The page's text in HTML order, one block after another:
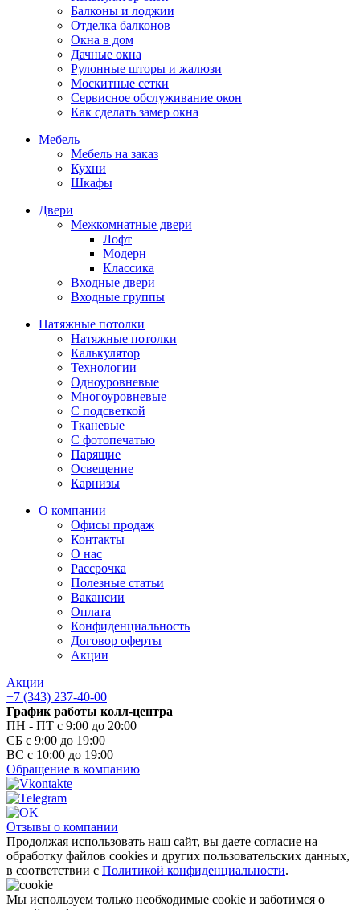
Балконы и лоджии
Отделка балконов
Окна в дом
Дачные окна
Рулонные шторы и жалюзи
Москитные сетки
Сервисное обслуживание окон
Как сделать замер окна
Мебель
Мебель на заказ
Кухни
Шкафы
Двери
Межкомнатные двери
Лофт
Модерн
Классика
Входные двери
Входные группы
Натяжные потолки
Натяжные потолки
Калькулятор
Технологии
Одноуровневые
Многоуровневые
С подсветкой
Тканевые
С фотопечатью
Парящие
Освещение
Карнизы
О компании
Офисы продаж
Контакты
О нас
Рассрочка
Полезные статьи
Вакансии
Оплата
Конфиденциальность
Договор оферты
Акции
Акции
+7 (343) 237-40-00
График работы колл-центра
ПН - ПТ с 9:00 до 20:00
СБ с 9:00 до 19:00
ВС с 10:00 до 19:00
Обращение в компанию
Отзывы о компании
Продолжая использовать наш сайт, вы даете согласие на
обработку файлов cookies и других пользовательских данных,
в соответствии с Политикой конфиденциальности.
Мы используем только необходимые cookie и заботимся о